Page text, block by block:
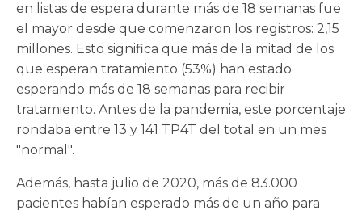
en listas de espera durante más de 18 semanas fue
el mayor desde que comenzaron los registros: 2,15
millones. Esto significa que más de la mitad de los
que esperan tratamiento (53%) han estado
esperando más de 18 semanas para recibir
tratamiento. Antes de la pandemia, este porcentaje
rondaba entre 13 y 141 TP4T del total en un mes
"normal".
Además, hasta julio de 2020, más de 83.000
pacientes habían esperado más de un año para